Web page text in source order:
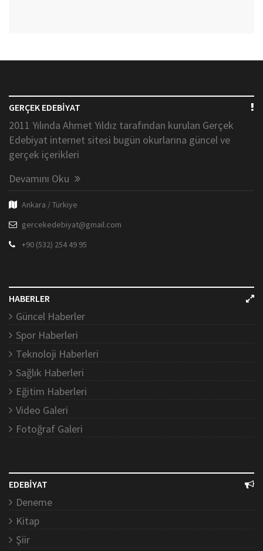
GERÇEK EDEBİYAT
2011 Yılında Ahmet Yıldız tarafından kurulan Gerçek
Edebiyat internet sitesi bugün okurlarına güncel ve
gerçek içerikleri
Devamını Oku
Ankara / Türkiye
gercekedebiyat@gmail.com
+90 (532) 254 49 95
HABERLER
Güncel Haberler
Spor Haberleri
Teknoloji Haberleri
Sağlık Haberleri
Eğitim Haberleri
Video Galeri
Fotoğraf Galeri
EDEBİYAT
Deneme
Kitap
Şiir